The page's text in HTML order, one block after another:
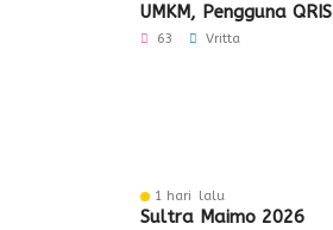
UMKM, Pengguna QRIS
Tembus 350 Ribu
63 Vritta
1 hari lalu
Sultra Maimo 2026